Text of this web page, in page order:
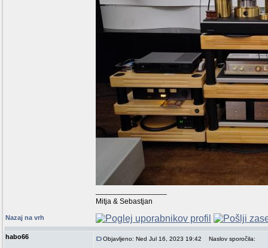
Mitja & Sebastjan
Nazaj na vrh
habo66 Objavljeno: Ned Jul 16, 2023 19:42 Naslov sporočila: